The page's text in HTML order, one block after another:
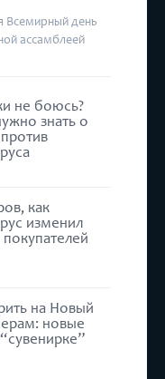
Всемирный день
ассамблеей
не боюсь?
знать о
как
изменил
на Новый
новые